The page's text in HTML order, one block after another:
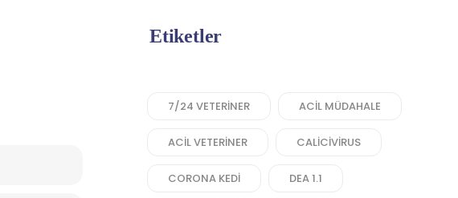
Etiketler
7/24 VETERINER ACIL MÜDAHALE
ACIL VETERINER CALICIVIRUS
CORONA KEDI DEA 1.1